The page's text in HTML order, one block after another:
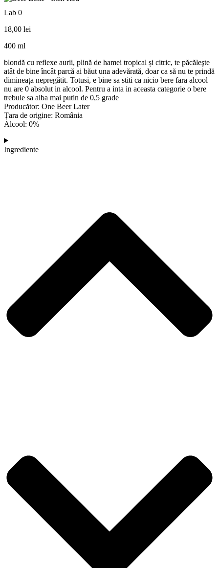
Lab 0
18,00 lei
400 ml
blondă cu reflexe aurii, plină de hamei tropical și citric, te păcăleşte
atât de bine încât parcă ai băut una adevărată, doar ca să nu te prindă
dimineața nepregătit. Totusi, e bine sa stiti ca nicio bere fara alcool
nu are 0 absolut in alcool. Pentru a inta in aceasta categorie o bere
trebuie sa aiba mai putin de 0,5 grade
Producător: One Beer Later
Țara de origine: România
Alcool: 0%
Ingrediente